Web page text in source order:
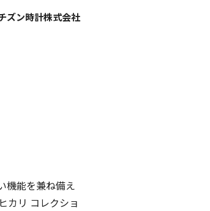
ズン時計株式会社
機能を兼ね備え
カリ コレクショ